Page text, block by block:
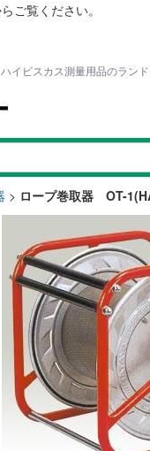
ご覧ください。
イビスカス測量用品のラン
> ロープ巻取器 OT-